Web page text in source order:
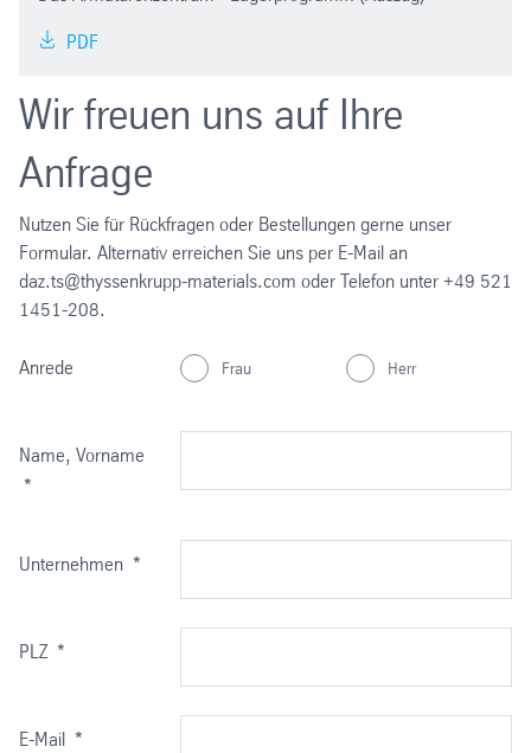
PDF
Wir freuen uns auf Ihre
Anfrage
Nutzen Sie für Rückfragen oder Bestellungen gerne unser
Formular. Alternativ erreichen Sie uns per E-Mail an
daz.ts@thyssenkrupp-materials.com oder Telefon unter +49 521
1451-208.
Anrede Frau Herr
Name, Vorname
*
Unternehmen *
PLZ *
E-Mail *